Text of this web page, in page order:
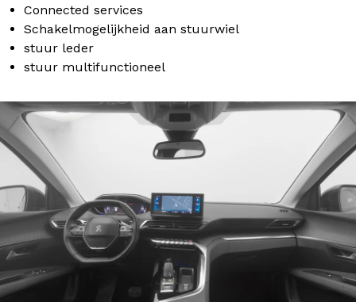
Connected services
Schakelmogelijkheid aan stuurwiel
stuur leder
stuur multifunctioneel